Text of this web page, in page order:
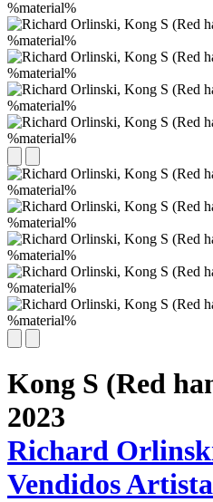
Kong S (Red
2023
Richard
Vendidos